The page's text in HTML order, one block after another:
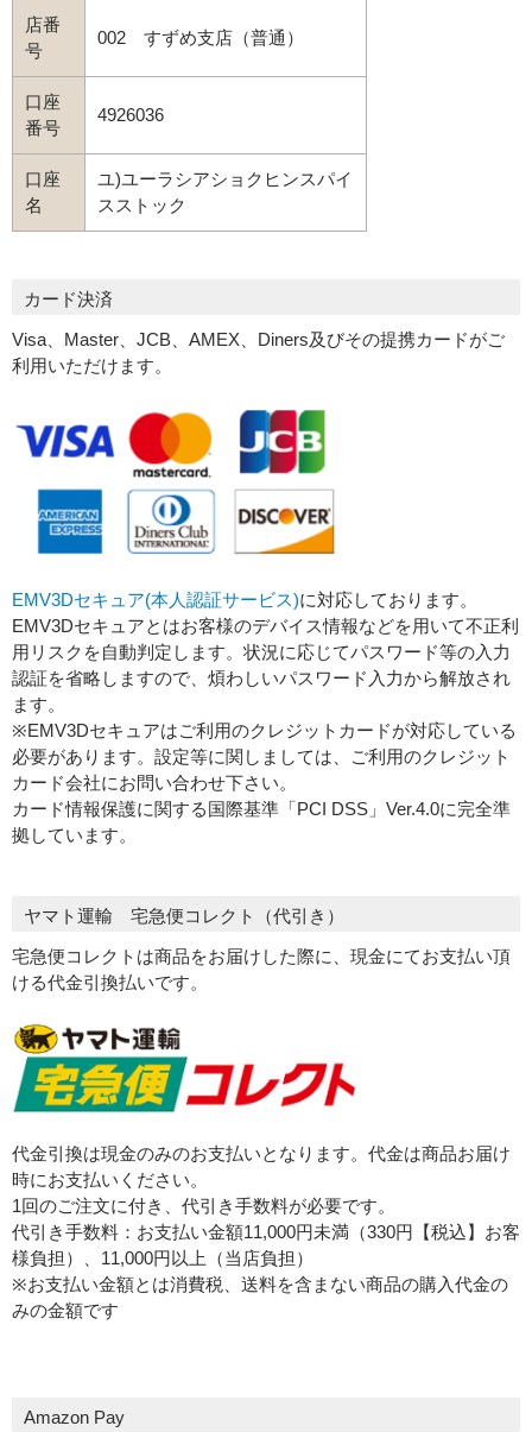
店番
号
002 すずめ支店（普通）
口座
番号
4926036
口座
名
ユ)ユーラシアショクヒンスパイ
スストック
カード決済
Visa、Master、JCB、AMEX、Diners及びその提携カードがご
利用いただけます。
EMV3Dセキュア(本人認証サービス)に対応しております。
EMV3Dセキュアとはお客様のデバイス情報などを用いて不正利
用リスクを自動判定します。状況に応じてパスワード等の入力
認証を省略しますので、煩わしいパスワード入力から解放され
ます。
※EMV3Dセキュアはご利用のクレジットカードが対応している
必要があります。設定等に関しましては、ご利用のクレジット
カード会社にお問い合わせ下さい。
カード情報保護に関する国際基準「PCI DSS」Ver.4.0に完全準
拠しています。
ヤマト運輸 宅急便コレクト（代引き）
宅急便コレクトは商品をお届けした際に、現金にてお支払い頂
ける代金引換払いです。
代金引換は現金のみのお支払いとなります。代金は商品お届け
時にお支払いください。
1回のご注文に付き、代引き手数料が必要です。
代引き手数料：お支払い金額11,000円未満（330円【税込】お客
様負担）、11,000円以上（当店負担）
※お支払い金額とは消費税、送料を含まない商品の購入代金の
みの金額です
Amazon Pay